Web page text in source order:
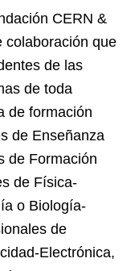
CERN &
colaboración que
de las
de toda
de formación
de Enseñanza
de Formación
de Física-
o Biología-
de
Electrónica,